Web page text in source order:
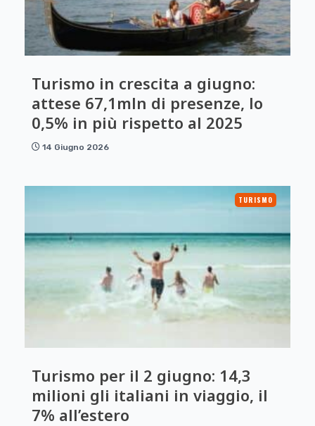
Turismo in crescita a giugno:
attese 67,1mln di presenze, lo
0,5% in più rispetto al 2025
14 Giugno 2026
TURISMO
Turismo per il 2 giugno: 14,3
milioni gli italiani in viaggio, il
7% all’estero